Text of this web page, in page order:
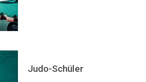
Judo-Schüler